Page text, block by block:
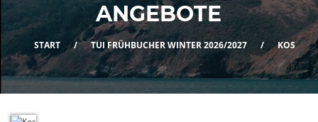
ANGEBOTE
START / TUI FRÜHBUCHER WINTER 2026/2027 / KOS